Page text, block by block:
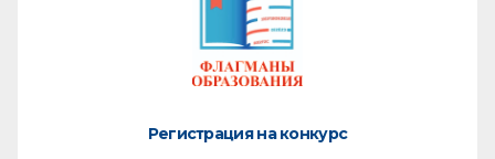
Регистрация на конкурс